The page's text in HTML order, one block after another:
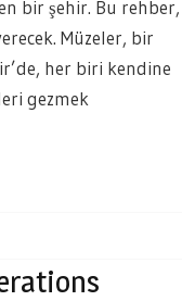
bir şehir. Bu rehber,
Müzeler, bir
her biri kendine
gezmek